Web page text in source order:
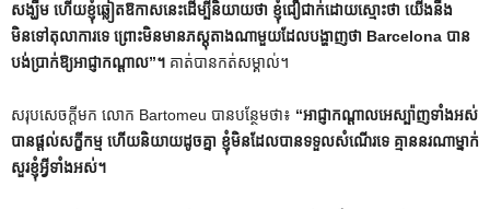
សង្ឃឹម ហើយខ្ញុំឆ្លៀតឱកាសនេះដើម្បីនិយាយថា ខ្ញុំជឿជាក់ដោយស្មោះថា យើងនឹង
មិនទៅតុលាការទេ ព្រោះមិនមានភស្តុតាងណាមួយដែលបង្ហាញថា Barcelona បាន
បង់ប្រាក់ឱ្យអាជ្ញាកណ្តាល”។ គាត់បានកត់សម្គាល់។
សរុបសេចក្តីមក លោក Bartomeu បានបន្ថែមថា៖ “អាជ្ញាកណ្តាលអេស្ប៉ាញទាំងអស់
បានផ្តល់សក្ខីកម្ម ហើយនិយាយដូចគ្នា ខ្ញុំមិនដែលបានទទួលសំណើរទេ គ្មាននរណាម្នាក់
សួរខ្ញុំអ្វីទាំងអស់។